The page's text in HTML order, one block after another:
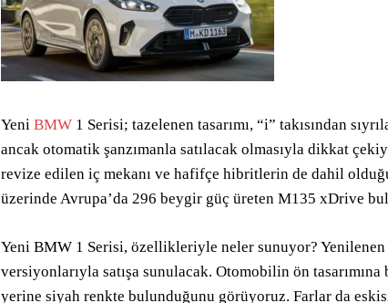
Yeni BMW 1 Serisi; tazelenen tasarımı, “i” takısından
ancak otomatik şanzımanla satılacak olmasıyla dikkat
revize edilen iç mekanı ve hafifçe hibritlerin de dahil
üzerinde Avrupa’da 296 beygir güç üreten M135 xDrive
Yeni BMW 1 Serisi, özellikleriyle neler sunuyor?
versiyonlarıyla satışa sunulacak. Otomobilin ön tasarımına
yerine siyah renkte bulunduğunu görüyoruz. Farlar da